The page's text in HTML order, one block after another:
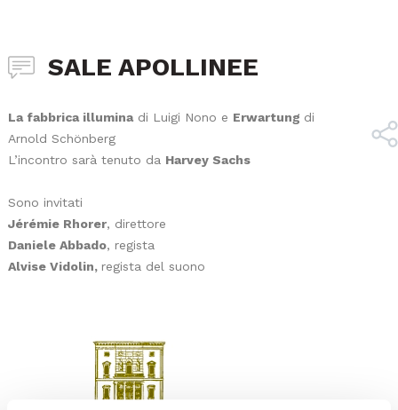
SALE APOLLINEE
La fabbrica illumina di Luigi Nono e Erwartung di
Arnold Schönberg
L’incontro sarà tenuto da Harvey Sachs
Sono invitati
Jérémie Rhorer, direttore
Daniele Abbado, regista
Alvise Vidolin, regista del suono